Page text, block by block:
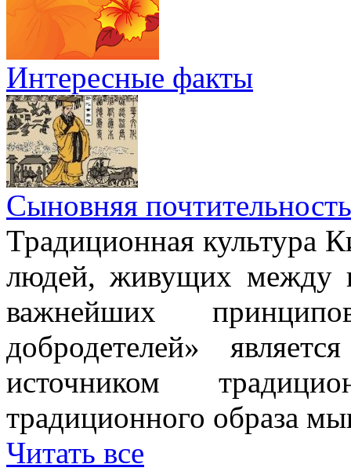
Интересные факты
Сыновняя почтительность
Традиционная культура
людей, живущих между
важнейших
добродетелей»
источником
традиционного образа
Читать все